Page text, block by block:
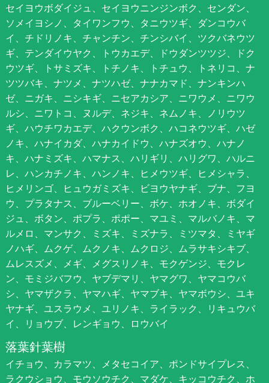
セイヨウボダイジュ、セイヨウニンジンボク、センダン、
ソメイヨシノ、タイワンフウ、タニウツギ、ダンコウバ
イ、チドリノキ、チャンチン、チンシバイ、ツクバネウツ
ギ、テンダイウヤク、トウカエデ、ドウダンツツジ、ドク
ウツギ、トサミズキ、トチノキ、トチュウ、トネリコ、ナ
ツツバキ、ナツメ、ナツハゼ、ナナカマド、ナンキンハ
ゼ、ニガキ、ニシキギ、ニセアカシア、ニワウメ、ニワウ
ルシ、ニワトコ、ヌルデ、ネジキ、ネムノキ、ノリウツ
ギ、ハウチワカエデ、ハクウンボク、ハコネウツギ、ハゼ
ノキ、ハナイカダ、ハナカイドウ、ハナズオウ、ハナノ
キ、ハナミズキ、ハマナス、ハリギリ、ハリグワ、ハルニ
レ、ハンカチノキ、ハンノキ、ヒメウツギ、ヒメシャラ、
ヒメリンゴ、ヒュウガミズキ、ビヨウヤナギ、ブナ、フヨ
ウ、プラタナス、ブルーベリー、ボケ、ホオノキ、ボダイ
ジュ、ボタン、ポプラ、ポポー、マユミ、マルバノキ、マ
ルメロ、マンサク、ミズキ、ミズナラ、ミツマタ、ミヤギ
ノハギ、ムクゲ、ムクノキ、ムクロジ、ムラサキシキブ、
ムレスズメ、メギ、メグスリノキ、モクゲンジ、モクレ
ン、モミジバフウ、ヤブデマリ、ヤマグワ、ヤマコウバ
シ、ヤマザクラ、ヤマハギ、ヤマブキ、ヤマボウシ、ユキ
ヤナギ、ユスラウメ、ユリノキ、ライラック、リキュウバ
イ、リョウブ、レンギョウ、ロウバイ
落葉針葉樹
イチョウ、カラマツ、メタセコイア、ポンドサイプレス、
ラクウショウ、モウソウチク、マダケ、キッコウチク、ホ